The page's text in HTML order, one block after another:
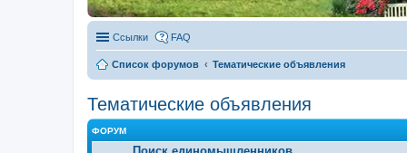
Ссылки FAQ
Список форумов Тематические объявления
Тематические объявления
ФОРУМ